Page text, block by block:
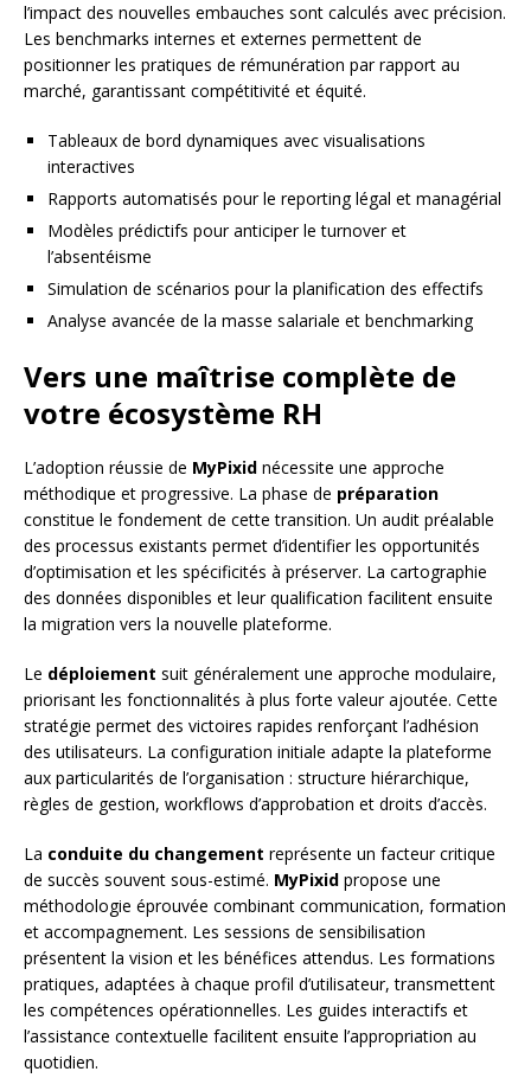
l’impact des nouvelles embauches sont calculés avec précision.
Les benchmarks internes et externes permettent de
positionner les pratiques de rémunération par rapport au
marché, garantissant compétitivité et équité.
Tableaux de bord dynamiques avec visualisations
interactives
Rapports automatisés pour le reporting légal et managérial
Modèles prédictifs pour anticiper le turnover et
l’absentéisme
Simulation de scénarios pour la planification des effectifs
Analyse avancée de la masse salariale et benchmarking
Vers une maîtrise complète de
votre écosystème RH
L’adoption réussie de MyPixid nécessite une approche
méthodique et progressive. La phase de préparation
constitue le fondement de cette transition. Un audit préalable
des processus existants permet d’identifier les opportunités
d’optimisation et les spécificités à préserver. La cartographie
des données disponibles et leur qualification facilitent ensuite
la migration vers la nouvelle plateforme.
Le déploiement suit généralement une approche modulaire,
priorisant les fonctionnalités à plus forte valeur ajoutée. Cette
stratégie permet des victoires rapides renforçant l’adhésion
des utilisateurs. La configuration initiale adapte la plateforme
aux particularités de l’organisation : structure hiérarchique,
règles de gestion, workflows d’approbation et droits d’accès.
La conduite du changement représente un facteur critique
de succès souvent sous-estimé. MyPixid propose une
méthodologie éprouvée combinant communication, formation
et accompagnement. Les sessions de sensibilisation
présentent la vision et les bénéfices attendus. Les formations
pratiques, adaptées à chaque profil d’utilisateur, transmettent
les compétences opérationnelles. Les guides interactifs et
l’assistance contextuelle facilitent ensuite l’appropriation au
quotidien.